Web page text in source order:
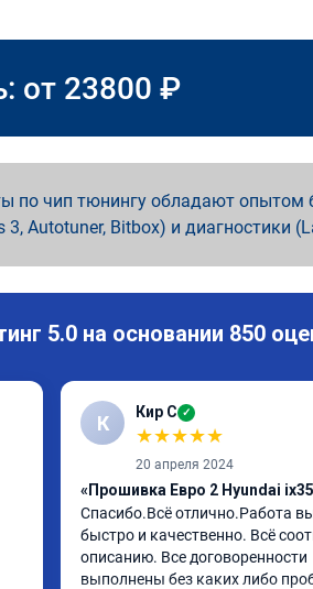
от 23800 ₽
по чип тюнингу обладают опытом
3, Autotuner, Bitbox) и диагностики
5.0 на основании 850
К Кир С ✓
★★★★★
20 апреля 2024
«Прошивка Евро 2 Hyundai
Спасибо.Всё отлично.Работа
быстро и качественно. Всё
описанию. Все договоренности
выполнены без каких либо